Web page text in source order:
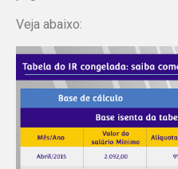
Veja abaixo: